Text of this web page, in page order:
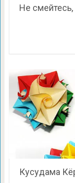
Не смейтесь,
Кусудама